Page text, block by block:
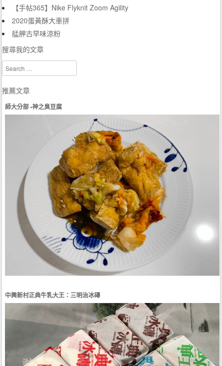
【手帖365】Nike Flyknit Zoom Agility
2020蛋黃酥大車拼
艋舺古早味涼粉
搜尋我的文章
Search
推薦文章
師大分部 •神之臭豆腐
中興新村正典牛乳大王：三明治冰磚